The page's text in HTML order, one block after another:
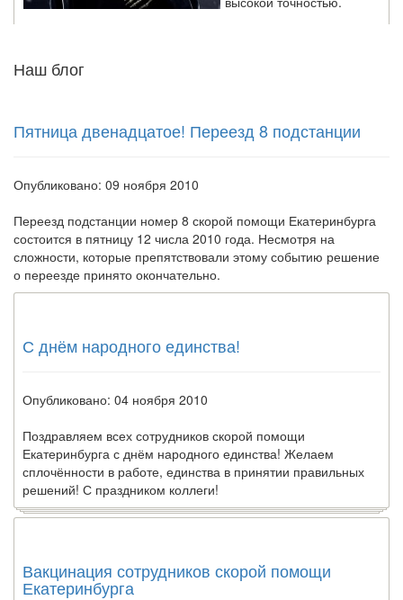
опровергла
заявила об этом на
встрече с журналистами ведущих...
Местная анестезия развивает кардиотоксичность
здравоохранения озвучила
тревожную статистику. Она
острой кардиотоксичности и
роста сопутствующих
осложнений от...
Закон о праве родителей находиться с детьми в
реанимации внесен в Госдуму
палату на
Наш блог
Пятница двенадцатое! Переезд 8 подстанции
Опубликовано: 09 ноября 2010
Переезд подстанции номер 8 скорой помощи Екатеринбурга
состоится в пятницу 12 числа 2010 года. Несмотря на
сложности, которые препятствовали этому событию решение
о переезде принято окончательно.
С днём народного единства!
Опубликовано: 04 ноября 2010
Поздравляем всех сотрудников скорой помощи
Екатеринбурга с днём народного единства! Желаем
сплочённости в работе, единства в принятии правильных
решений! С праздником коллеги!
Вакцинация сотрудников скорой помощи
Екатеринбурга